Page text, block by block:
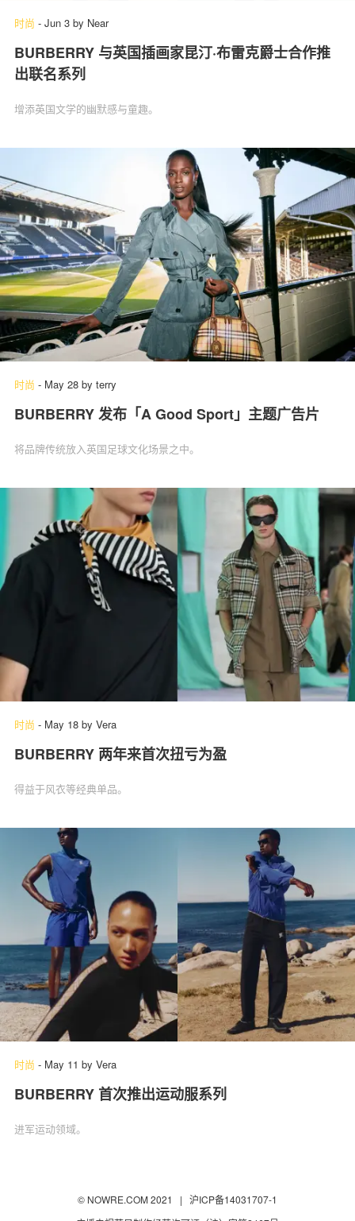
时尚 - Jun 3 by Near
BURBERRY 与英国插画家昆汀·布雷克爵士合作推
出联名系列
增添英国文学的幽默感与童趣。
时尚 - May 28 by terry
BURBERRY 发布「A Good Sport」主题广告片
将品牌传统放入英国足球文化场景之中。
时尚 - May 18 by Vera
BURBERRY 两年来首次扭亏为盈
得益于风衣等经典单品。
时尚 - May 11 by Vera
BURBERRY 首次推出运动服系列
进军运动领域。
© NOWRE.COM 2021 | 沪ICP备14031707-1